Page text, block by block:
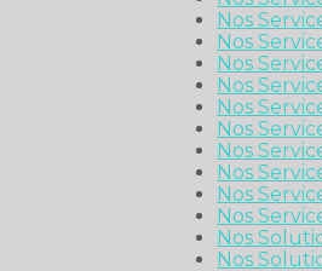
Nos
Nos
Nos
Nos
Nos
Nos
Nos
Nos
Nos
Nos
Nos
Nos